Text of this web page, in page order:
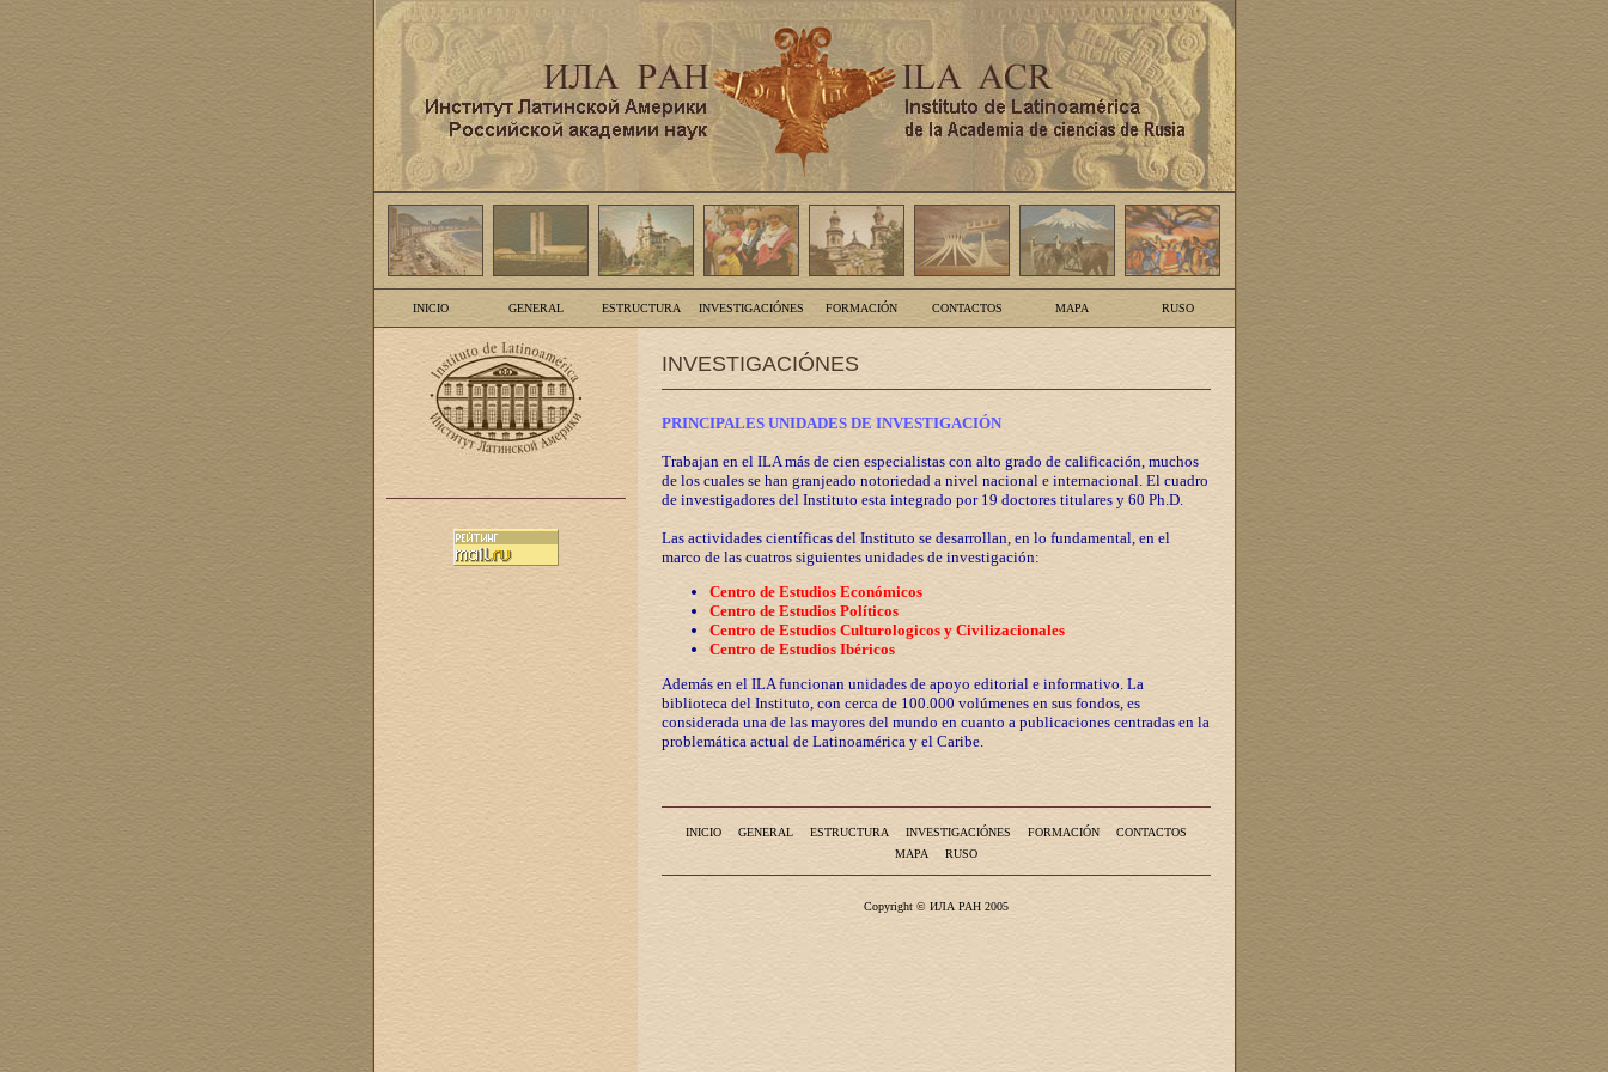
INICIO GENERAL ESTRUCTURA INVESTIGACIÓNES FORMACIÓN CONTACTOS MAPA RUSO
INVESTIGACIÓNES
PRINCIPALES UNIDADES DE INVESTIGACIÓN
Trabajan en el ILA más de cien especialistas con alto grado de calificación, muchos
de los cuales se han granjeado notoriedad a nivel nacional e internacional. El cuadro
de investigadores del Instituto esta integrado por 19 doctores titulares y 60 Ph.D.
Las actividades científicas del Instituto se desarrollan, en lo fundamental, en el
marco de las cuatros siguientes unidades de investigación:
Centro de Estudios Económicos
Centro de Estudios Políticos
Centro de Estudios Culturologicos y Civilizacionales
Centro de Estudios Ibéricos
Además en el ILA funcionan unidades de apoyo editorial e informativo. La
biblioteca del Instituto, con cerca de 100.000 volúmenes en sus fondos, es
considerada una de las mayores del mundo en cuanto a publicaciones centradas en la
problemática actual de Latinoamérica y el Caribe.
INICIO GENERAL ESTRUCTURA INVESTIGACIÓNES FORMACIÓN
CONTACTOS
MAPA
RUSO
Copyright © ИЛА РАН 2005